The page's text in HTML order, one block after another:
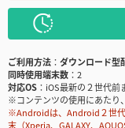
ご利用方法
ダウンロード型
同時使用端末数
2
対応OS
iOS最新の２世代
※コンテンツの使用にあたり
※Androidは、Android２世代
末（Xperia、GALAXY、